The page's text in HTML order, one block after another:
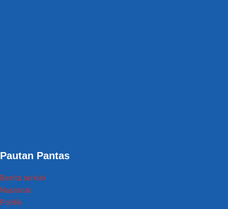
Pautan Pantas
Berita terkini
Nasional
Politik